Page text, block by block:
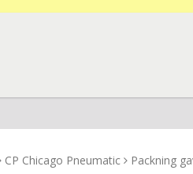
CP Chicago Pneumatic Packning